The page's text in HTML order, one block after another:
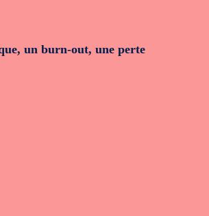
un burn‑out, une perte